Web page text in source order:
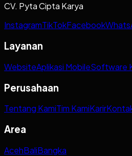
CV. Pyta Cipta Karya
InstagramTikTokFacebook
Layanan
WebsiteAplikasi MobileSoftware
Perusahaan
Tentang KamiTim KamiKarir
Area
AcehBaliBangka